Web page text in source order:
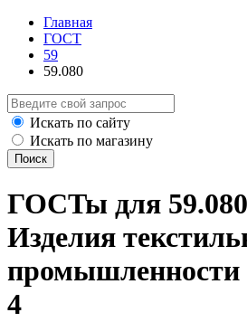
Главная
ГОСТ
59
59.080
Искать по сайту
Искать по магазину
Поиск
ГОСТы для
Изделия
промышленности
4